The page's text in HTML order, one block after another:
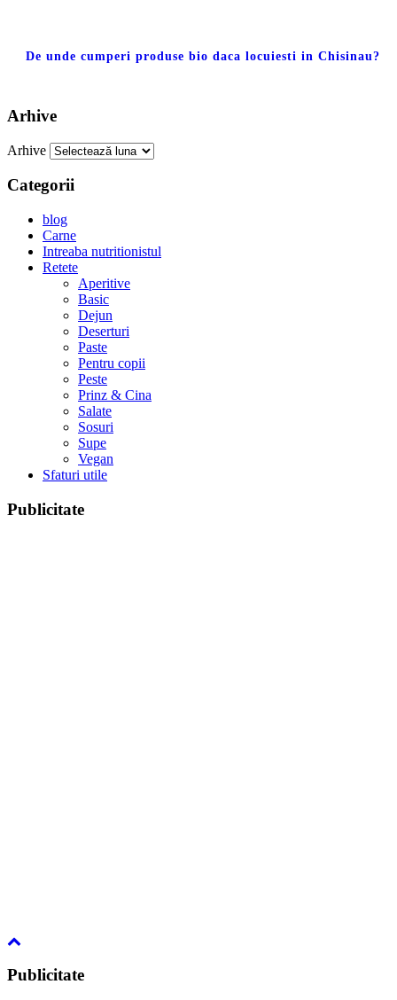
De unde cumperi produse bio daca locuiesti in Chisinau?
Arhive
Arhive
Categorii
blog
Carne
Intreaba nutritionistul
Retete
Aperitive
Basic
Dejun
Deserturi
Paste
Pentru copii
Peste
Prinz & Cina
Salate
Sosuri
Supe
Vegan
Sfaturi utile
Publicitate
Publicitate